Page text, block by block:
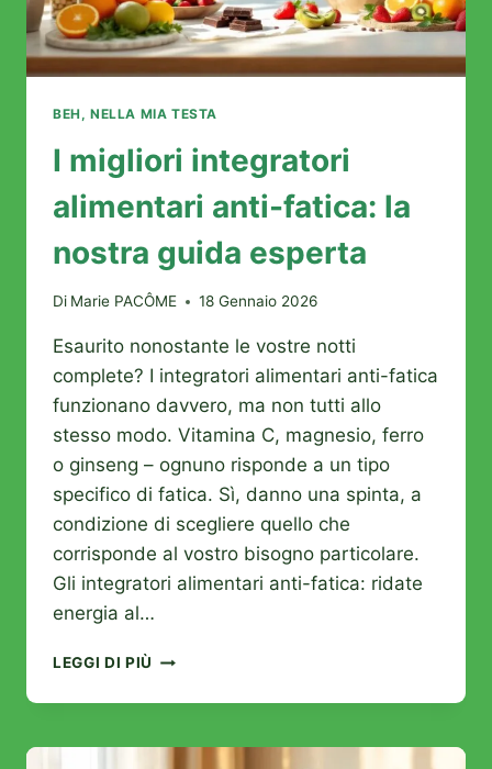
BEH, NELLA MIA TESTA
I migliori integratori
alimentari anti-fatica: la
nostra guida esperta
Di Marie PACÔME 18 Gennaio 2026
Esaurito nonostante le vostre notti
complete? I integratori alimentari anti-fatica
funzionano davvero, ma non tutti allo
stesso modo. Vitamina C, magnesio, ferro
o ginseng – ognuno risponde a un tipo
specifico di fatica. Sì, danno una spinta, a
condizione di scegliere quello che
corrisponde al vostro bisogno particolare.
Gli integratori alimentari anti-fatica: ridate
energia al…
LEGGI DI PIÙ
INTEGRATORI
ANTI-